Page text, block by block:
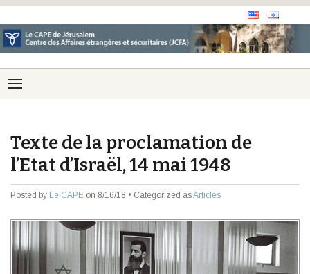
Texte de la proclamation de
l’Etat d’Israël, 14 mai 1948
Posted by Le CAPE on 8/16/18 • Categorized asArticles